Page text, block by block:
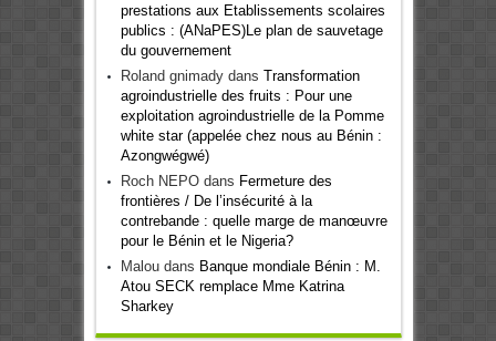
prestations aux Etablissements scolaires
publics : (ANaPES)Le plan de sauvetage
du gouvernement
Roland gnimadydans Transformation
agroindustrielle des fruits : Pour une
exploitation agroindustrielle de la Pomme
white star (appelée chez nous au Bénin :
Azongwégwé)
Roch NEPOdans Fermeture des
frontières / De l’insécurité à la
contrebande : quelle marge de manœuvre
pour le Bénin et le Nigeria?
Maloudans Banque mondiale Bénin : M.
Atou SECK remplace Mme Katrina
Sharkey